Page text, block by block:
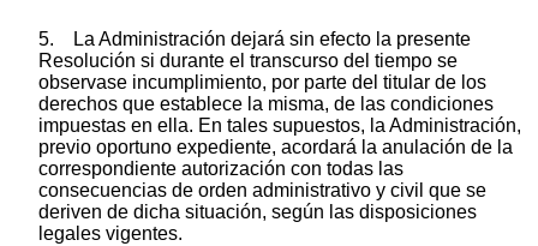
5. La Administración dejará sin efecto la presente
Resolución si durante el transcurso del tiempo se
observase incumplimiento, por parte del titular de los
derechos que establece la misma, de las condiciones
impuestas en ella. En tales supuestos, la Administración,
previo oportuno expediente, acordará la anulación de la
correspondiente autorización con todas las
consecuencias de orden administrativo y civil que se
deriven de dicha situación, según las disposiciones
legales vigentes.